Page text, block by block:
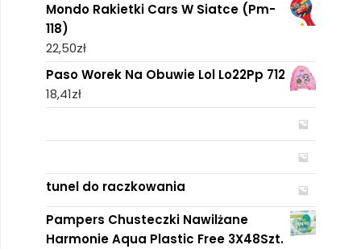
Mondo Rakietki Cars W Siatce (Pm-
118)
22,50zł
Paso Worek Na Obuwie Lol Lo22Pp 712
18,41zł
tunel do raczkowania
Pampers Chusteczki Nawilżane
Harmonie Aqua Plastic Free 3X48Szt.